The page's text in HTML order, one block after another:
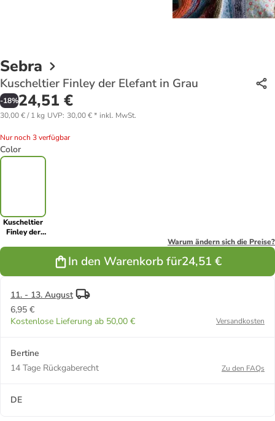
Sebra
Kuscheltier Finley der Elefant in Grau
-18%24,51 €
30,00 € / 1 kg UVP: 30,00 €* inkl. MwSt.
Nur noch 3 verfügbar
Color
Kuscheltier
Finley der
Warum ändern sich die Preise?
In den Warenkorb für24,51 €
11. - 13. August
6,95 €
Kostenlose Lieferung ab 50,00 €
Versandkosten
Bertine
14 Tage Rückgaberecht
Zu den FAQs
DE